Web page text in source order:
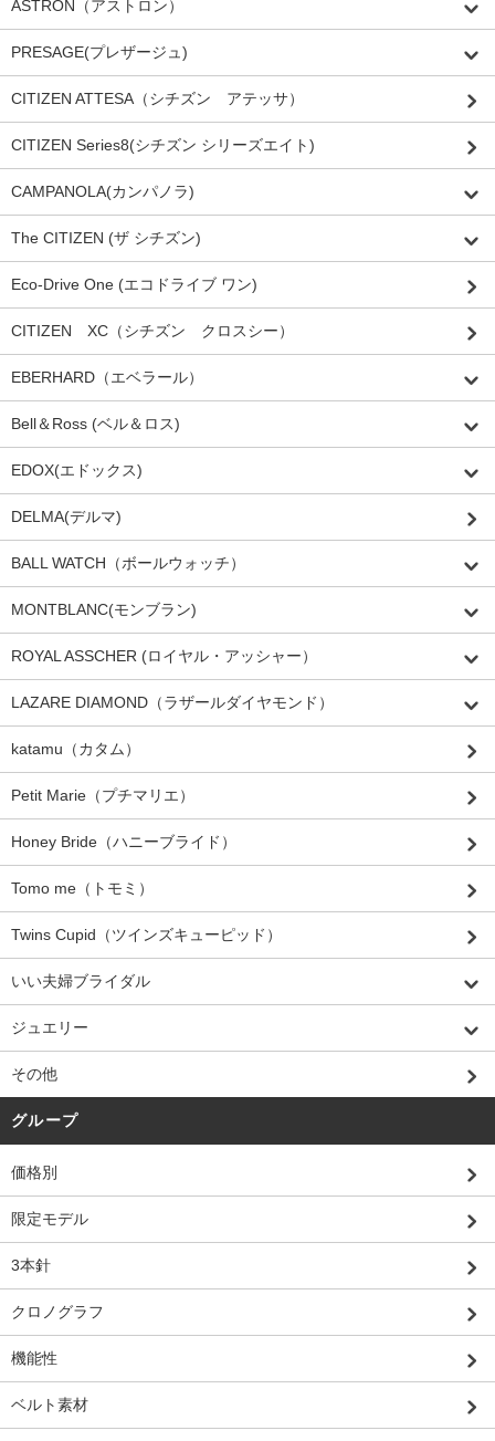
ASTRON（アストロン）
PRESAGE(プレザージュ)
CITIZEN ATTESA（シチズン アテッサ）
CITIZEN Series8(シチズン シリーズエイト)
CAMPANOLA(カンパノラ)
The CITIZEN (ザ シチズン)
Eco-Drive One (エコドライブ ワン)
CITIZEN XC（シチズン クロスシー）
EBERHARD（エベラール）
Bell＆Ross (ベル＆ロス)
EDOX(エドックス)
DELMA(デルマ)
BALL WATCH（ボールウォッチ）
MONTBLANC(モンブラン)
ROYAL ASSCHER (ロイヤル・アッシャー）
LAZARE DIAMOND（ラザールダイヤモンド）
katamu（カタム）
Petit Marie（プチマリエ）
Honey Bride（ハニーブライド）
Tomo me（トモミ）
Twins Cupid（ツインズキューピッド）
いい夫婦ブライダル
ジュエリー
その他
グループ
価格別
限定モデル
3本針
クロノグラフ
機能性
ベルト素材